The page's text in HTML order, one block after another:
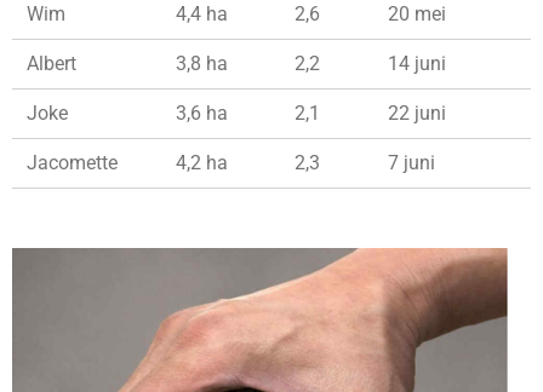
Wim 4,4 ha 2,6 20 mei
Albert 3,8 ha 2,2 14 juni
Joke 3,6 ha 2,1 22 juni
Jacomette 4,2 ha 2,3 7 juni